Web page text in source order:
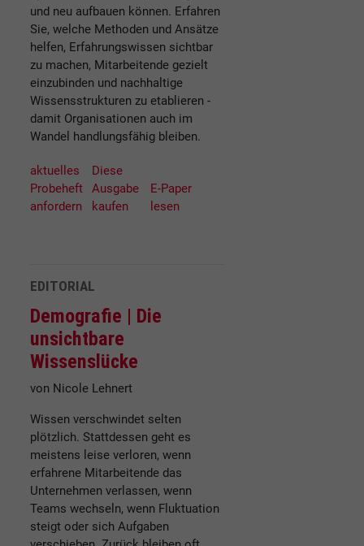
und neu aufbauen können. Erfahren
Sie, welche Methoden und Ansätze
helfen, Erfahrungswissen sichtbar
zu machen, Mitarbeitende gezielt
einzubinden und nachhaltige
Wissensstrukturen zu etablieren -
damit Organisationen auch im
Wandel handlungsfähig bleiben.
aktuelles
Probeheft
anfordern
Diese
Ausgabe
kaufen
E-Paper
lesen
EDITORIAL
Demografie | Die
unsichtbare
Wissenslücke
von Nicole Lehnert
Wissen verschwindet selten
plötzlich. Stattdessen geht es
meistens leise verloren, wenn
erfahrene Mitarbeitende das
Unternehmen verlassen, wenn
Teams wechseln, wenn Fluktuation
steigt oder sich Aufgaben